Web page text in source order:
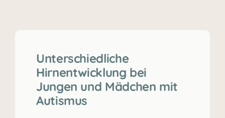
Unterschiedliche
Hirnentwicklung bei
Jungen und Mädchen mit
Autismus